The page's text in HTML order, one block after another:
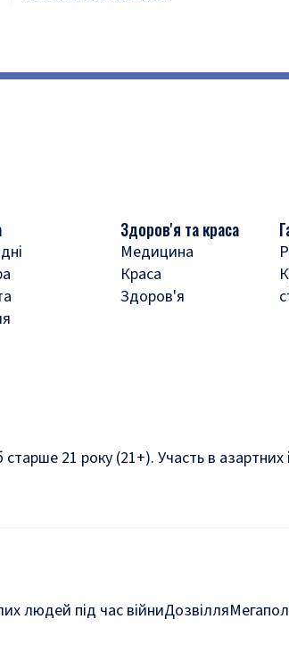
Здоров'я та краса
Медицина
Краса
Здоров'я
21 року (21+). Участь в
людей під час війниДозвілля